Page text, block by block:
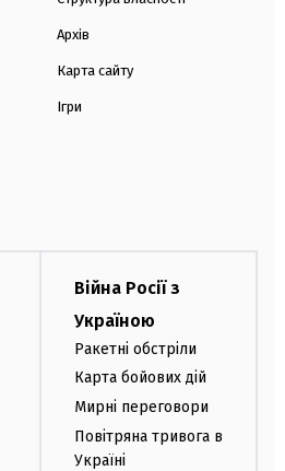
Архів
Карта сайту
Ігри
Війна Росії з
Україною
Ракетні обстріли
Карта бойових дій
Мирні переговори
Повітряна тривога в
Україні